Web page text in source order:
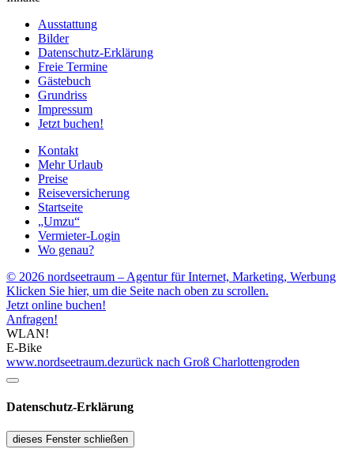
Ausstattung
Bilder
Datenschutz-Erklärung
Freie Termine
Gästebuch
Grundriss
Impressum
Jetzt buchen!
Kontakt
Mehr Urlaub
Preise
Reiseversicherung
Startseite
„Umzu“
Vermieter-Login
Wo genau?
© 2026 nordseetraum – Agentur für Internet, Marketing, Werbung
Klicken Sie hier, um die Seite nach oben zu scrollen.
Jetzt online buchen!
Anfragen!
WLAN!
E-Bike
www.nordseetraum.dezurück nach Groß Charlottengroden
Datenschutz-Erklärung
dieses Fenster schließen